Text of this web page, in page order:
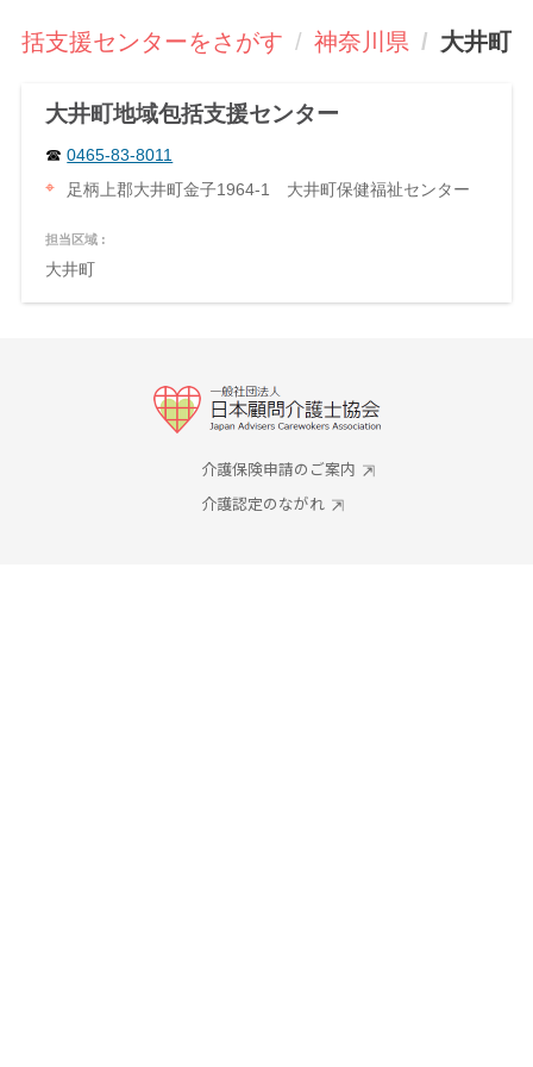
括支援センターをさがす 神奈川県 大井町
大井町地域包括支援センター
0465-83-8011
足柄上郡大井町金子1964-1 大井町保健福祉センター
担当区域 :
大井町
介護保険申請のご案内
介護認定のながれ